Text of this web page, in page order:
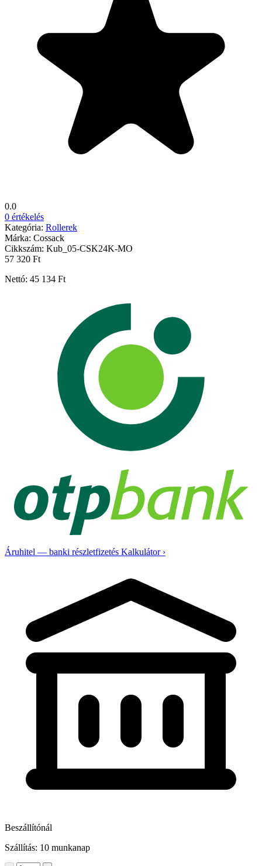
0.0
0 értékelés
Kategória: Rollerek
Márka: Cossack
Cikkszám: Kub_05-CSK24K-MO
57 320 Ft
Nettó: 45 134 Ft
Áruhitel — banki részletfizetés Kalkulátor ›
Beszállítónál
Szállítás: 10 munkanap